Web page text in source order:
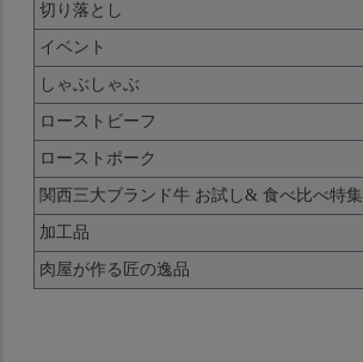
切り落とし
イベント
しゃぶしゃぶ
ローストビーフ
ローストポーク
関西三大ブランド牛 お試し& 食べ比べ特集
加工品
肉屋が作る匠の逸品